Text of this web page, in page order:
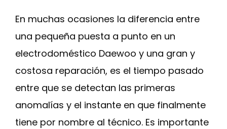
En muchas ocasiones la diferencia entre
una pequeña puesta a punto en un
electrodoméstico Daewoo y una gran y
costosa reparación, es el tiempo pasado
entre que se detectan las primeras
anomalías y el instante en que finalmente
tiene por nombre al técnico. Es importante